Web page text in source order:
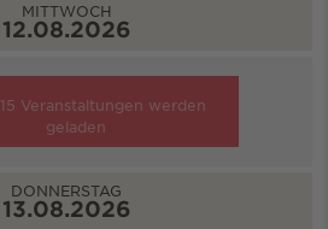
MITTWOCH
12.08.2026
15 Veranstaltungen werden
geladen
DONNERSTAG
13.08.2026